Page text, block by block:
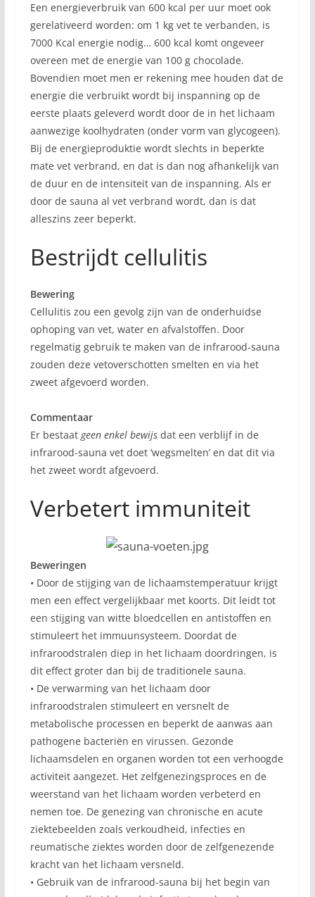
Een energieverbruik van 600 kcal per uur moet ook
gerelativeerd worden: om 1 kg vet te verbanden, is
7000 Kcal energie nodig… 600 kcal komt ongeveer
overeen met de energie van 100 g chocolade.
Bovendien moet men er rekening mee houden dat de
energie die verbruikt wordt bij inspanning op de
eerste plaats geleverd wordt door de in het lichaam
aanwezige koolhydraten (onder vorm van glycogeen).
Bij de energieproduktie wordt slechts in beperkte
mate vet verbrand, en dat is dan nog afhankelijk van
de duur en de intensiteit van de inspanning. Als er
door de sauna al vet verbrand wordt, dan is dat
alleszins zeer beperkt.
Bestrijdt cellulitis
Bewering
Cellulitis zou een gevolg zijn van de onderhuidse
ophoping van vet, water en afvalstoffen. Door
regelmatig gebruik te maken van de infrarood-sauna
zouden deze vetoverschotten smelten en via het
zweet afgevoerd worden.
Commentaar
Er bestaatgeen enkel bewijs dat een verblijf in de
infrarood-sauna vet doet ‘wegsmelten’ en dat dit via
het zweet wordt afgevoerd.
Verbetert immuniteit
Beweringen
• Door de stijging van de lichaamstemperatuur krijgt
men een effect vergelijkbaar met koorts. Dit leidt tot
een stijging van witte bloedcellen en antistoffen en
stimuleert het immuunsysteem. Doordat de
infraroodstralen diep in het lichaam doordringen, is
dit effect groter dan bij de traditionele sauna.
• De verwarming van het lichaam door
infraroodstralen stimuleert en versnelt de
metabolische processen en beperkt de aanwas aan
pathogene bacteriën en virussen. Gezonde
lichaamsdelen en organen worden tot een verhoogde
activiteit aangezet. Het zelfgenezingsproces en de
weerstand van het lichaam worden verbeterd en
nemen toe. De genezing van chronische en acute
ziektebeelden zoals verkoudheid, infecties en
reumatische ziektes worden door de zelfgenezende
kracht van het lichaam versneld.
• Gebruik van de infrarood-sauna bij het begin van